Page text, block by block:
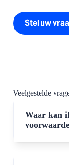
Stel uw
Veelgestelde
Waar kan